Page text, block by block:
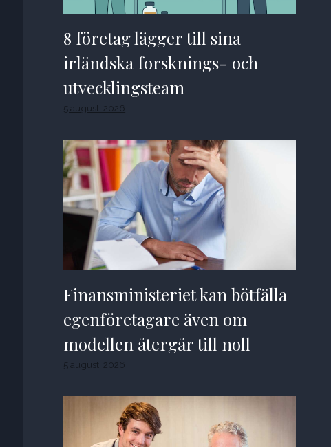
8 företag lägger till sina
irländska forsknings- och
utvecklingsteam
5 augusti 2026
Finansministeriet kan bötfälla
egenföretagare även om
modellen återgår till noll
5 augusti 2026